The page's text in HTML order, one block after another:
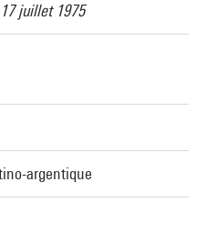
juillet 1975
argentique